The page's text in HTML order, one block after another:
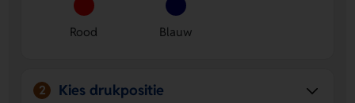
Rood Blauw
2 Kies drukpositie